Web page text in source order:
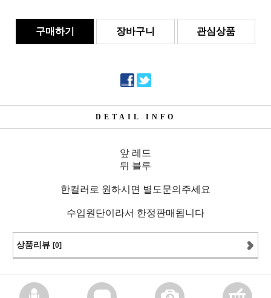
구매하기 장바구니 관심상품
DETAIL INFO
앞 레드
뒤 블루
한컬러로 원하시면 별도문의주세요
수입원단이라서 한정판매됩니다
상품리뷰 [0]